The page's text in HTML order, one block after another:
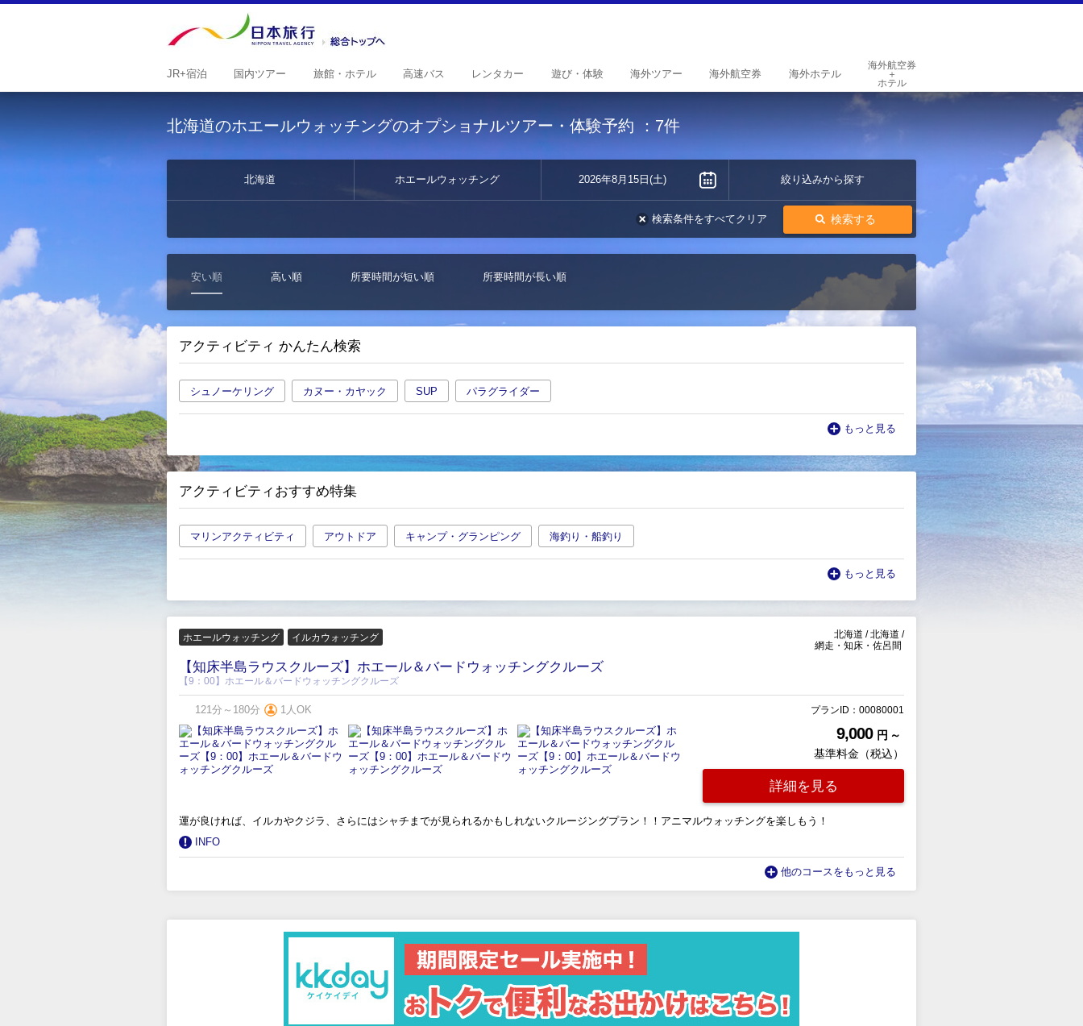
JR+宿泊 国内ツアー 旅館・ ホテル 高速バス レンタ カー 遊び・ 体験 海外ツアー 海外航空券 海外ホテル
海外航空券
＋
ホテル
北海道のホエールウォッチングのオプショナルツアー・体験予約 ：7件
北海道 ホエールウォッチング 2026年8月15日(土) 絞り込みから探す
検索する
検索条件をすべてクリア
安い順 高い順 所要時間が短い順 所要時間が長い順
アクティビティ かんたん検索
シュノーケリング カヌー・カヤック SUP パラグライダー
もっと見る
アクティビティおすすめ特集
マリンアクティビティ アウトドア キャンプ・グランピング 海釣り・船釣り
もっと見る
ホエールウォッチング イルカウォッチング 北海道 / 北海道 /
網走・知床・佐呂間
【知床半島ラウスクルーズ】ホエール＆バードウォッチングクルーズ
【9：00】ホエール＆バードウォッチングクルーズ
121分～180分 1人OK プランID：00080001
9,000 円 ～
基準料金（税込）
詳細を見る
運が良ければ、イルカやクジラ、さらにはシャチまでが見られるかもしれないクルージングプラン！！アニマルウォッチングを楽しもう！
INFO
他のコースをもっと見る